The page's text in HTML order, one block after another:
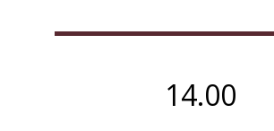
14.00